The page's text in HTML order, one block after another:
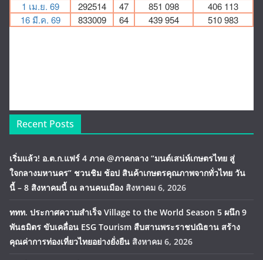
Recent Posts
เริ่มแล้ว! อ.ต.ก.แฟร์ 4 ภาค @ภาคกลาง “มนต์เสน่ห์เกษตรไทย สู่
ใจกลางมหานคร” ชวนชิม ช้อป สินค้าเกษตรคุณภาพจากทั่วไทย วัน
นี้ – 8 สิงหาคมนี้ ณ ลานคนเมือง สิงหาคม 6, 2026
ททท. ประกาศความสำเร็จ Village to the World Season 5 ผนึก 9
พันธมิตร ขับเคลื่อน ESG Tourism สืบสานพระราชปณิธาน สร้าง
คุณค่าการท่องเที่ยวไทยอย่างยั่งยืน สิงหาคม 6, 2026